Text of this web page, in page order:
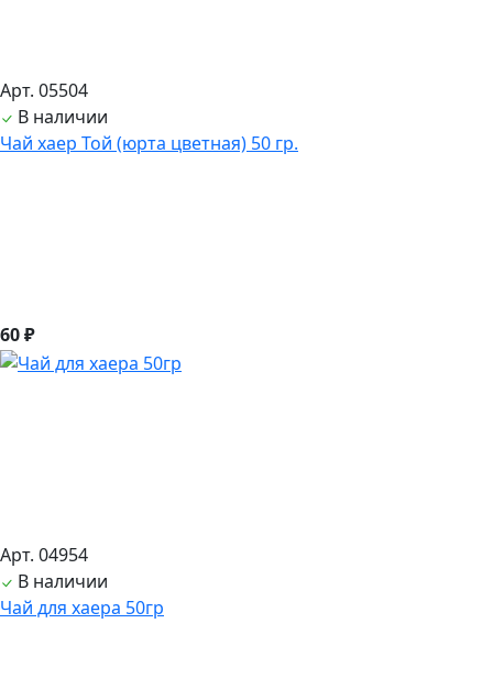
Арт. 05504
В наличии
Чай хаер Той (юрта цветная) 50 гр.
60 ₽
Арт. 04954
В наличии
Чай для хаера 50гр